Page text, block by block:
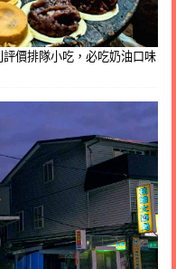
評價排隊小吃，必吃奶油口味